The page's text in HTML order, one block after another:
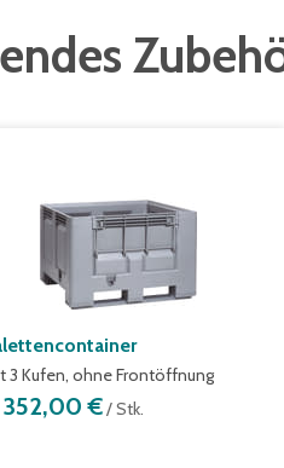
3 Kufen, ohne Frontöffnung
352,00 €/ Stk.